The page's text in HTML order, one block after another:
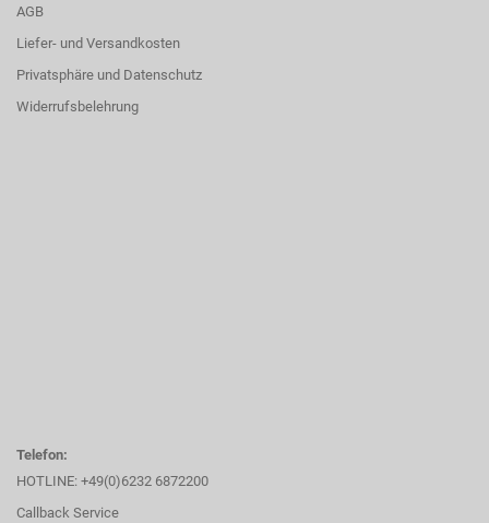
AGB
Liefer- und Versandkosten
Privatsphäre und Datenschutz
Widerrufsbelehrung
Telefon:
HOTLINE: +49(0)6232 6872200
Callback Service